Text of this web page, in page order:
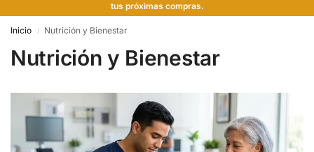
tus próximas compras.
Inicio / Nutrición y Bienestar
Nutrición y Bienestar